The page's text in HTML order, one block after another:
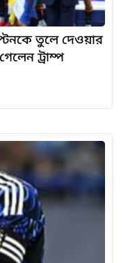
তুলে দেওয়ার
ট্রাম্প